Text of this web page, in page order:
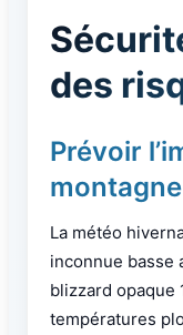
des
Prévoir
montagne
La météo
inconnue basse
blizzard opaque
températures